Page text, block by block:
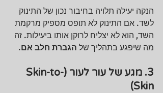
הנקה יעילה תלויה בחיבור נכון של התינוק
לשד. אם התינוק לא תופס מספיק מרקמת
השד, הוא לא יצליח לרוקן אותו ביעילות. זה
מה שיפגע בתהליך של הגברת חלב אם.
3. מגע של עור לעור (Skin-to-
Skin)